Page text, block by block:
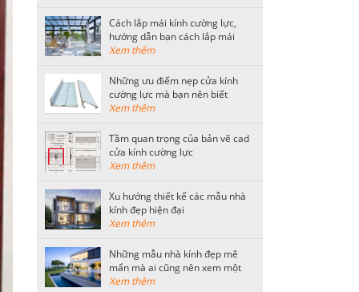
Cách lắp mái kính cường lực,
hướng dẫn bạn cách lắp mái
kính an toàn
Xem thêm
Những ưu điểm nẹp cửa kính
cường lực mà bạn nên biết
Xem thêm
Tầm quan trọng của bản vẽ cad
cửa kính cường lực
Xem thêm
Xu hướng thiết kế các mẫu nhà
kính đẹp hiện đại
Xem thêm
Những mẫu nhà kính đẹp mê
mẩn mà ai cũng nên xem một
lần
Xem thêm